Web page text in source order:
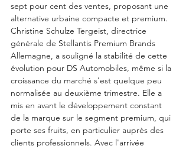
sept pour cent des ventes, proposant une
alternative urbaine compacte et premium.
Christine Schulze Tergeist, directrice
générale de Stellantis Premium Brands
Allemagne, a souligné la stabilité de cette
évolution pour DS Automobiles, même si la
croissance du marché s'est quelque peu
normalisée au deuxième trimestre. Elle a
mis en avant le développement constant
de la marque sur le segment premium, qui
porte ses fruits, en particulier auprès des
clients professionnels. Avec l'arrivée